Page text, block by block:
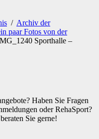
/ Archiv der
paar Fotos von der
Sporthalle –
Haben Sie Fragen
oder RehaSport?
Sie gerne!